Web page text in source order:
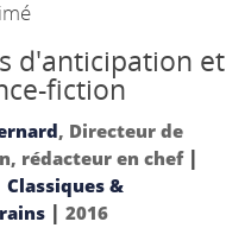
d'anticipation et
fiction
, Directeur de
rédacteur en chef |
Classiques &
| 2016